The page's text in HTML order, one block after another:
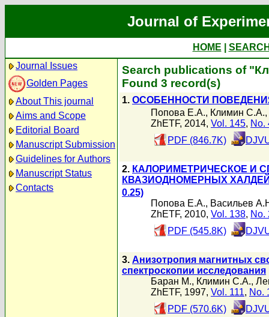
Journal of
HOME
Journal Issues
Golden Pages
About This journal
Aims and Scope
Editorial Board
Manuscript Submission
Guidelines for Authors
Manuscript Status
Contacts
Search publications of
Found 3 record(s)
1. ОСОБЕННОСТИ
Попова Е.А., Климин С.А.,
ZhETF, 2014, Vol. 145, No.
PDF (846.7K)
2. КАЛОРИМЕТРИЧЕСКОЕ И
КВАЗИОДНОМЕРНЫХ
0.25)
Попова Е.А., Васильев
ZhETF, 2010, Vol. 138, No.
PDF (545.8K)
3. Анизотропия магнитных
спектроскопии исследования
Баран М., Климин С.А.,
ZhETF, 1997, Vol. 111, No.
PDF (570.6K)